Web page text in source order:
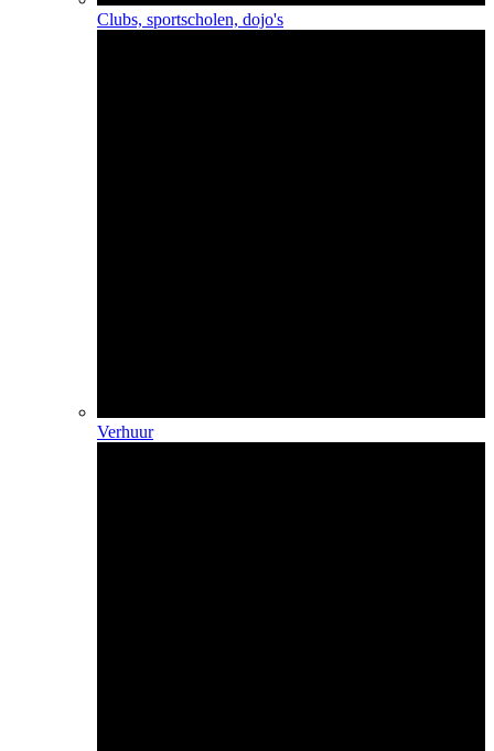
Clubs, sportscholen, dojo's
Verhuur